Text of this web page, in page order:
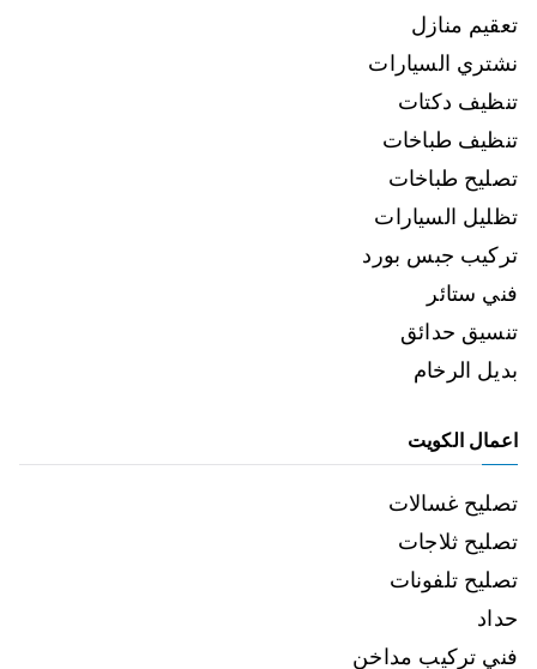
تعقيم منازل
نشتري السيارات
تنظيف دكتات
تنظيف طباخات
تصليح طباخات
تظليل السيارات
تركيب جبس بورد
فني ستائر
تنسيق حدائق
بديل الرخام
اعمال الكويت
تصليح غسالات
تصليح ثلاجات
تصليح تلفونات
حداد
فني تركيب مداخن